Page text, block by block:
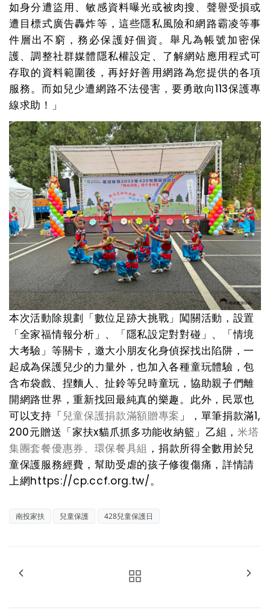
如身分遭盜用、敏感資料曝光或被肉搜、聲譽受損或
遭目標式廣告轟炸等，這些隱私風險和網路霸凌等事
件層出不窮，務必保護好個資。 舉凡為帳號加密保
護、調整社群媒體隱私權設定、了解網站應用程式可
存取的資料範圍後，再好好善用網路為您提供的各項
服務。而如兒少遭網路不法侵害，要勇敢向113保護專
線求助！」
本次活動除規劃「數位足跡大挑戰」闖關活動，設置
「全家福情報分析」、「隱私設定對對碰」、「情境
大考驗」等關卡，邀大小朋友化身偵探找出陷阱，一
起成為保護兒少的力量外，也加入各種童玩體驗，包
含布袋戲、捏麵人、扯鈴等兒時童玩，協助親子們離
開網路世界，重新找回最純真的樂趣。此外 ， 民眾也
可以支持「兒童保護捐款滿額贈專案 」，單筆捐款滿1,
200元贈送「家扶x貓爪抓多功能收納籃」乙組，米塔
集團套餐優惠券、環保餐具組 ，捐款所得全數用於兒
童保護服務經費，幫助受虐的孩子修復傷痛，詳情請
上網https://cp.ccf.org.tw/。
南投家扶 兒童保護 428兒童保護日